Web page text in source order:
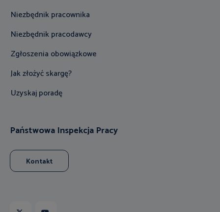
Niezbędnik pracownika
Niezbędnik pracodawcy
Zgłoszenia obowiązkowe
Jak złożyć skargę?
Uzyskaj poradę
Państwowa Inspekcja Pracy
Kontakt